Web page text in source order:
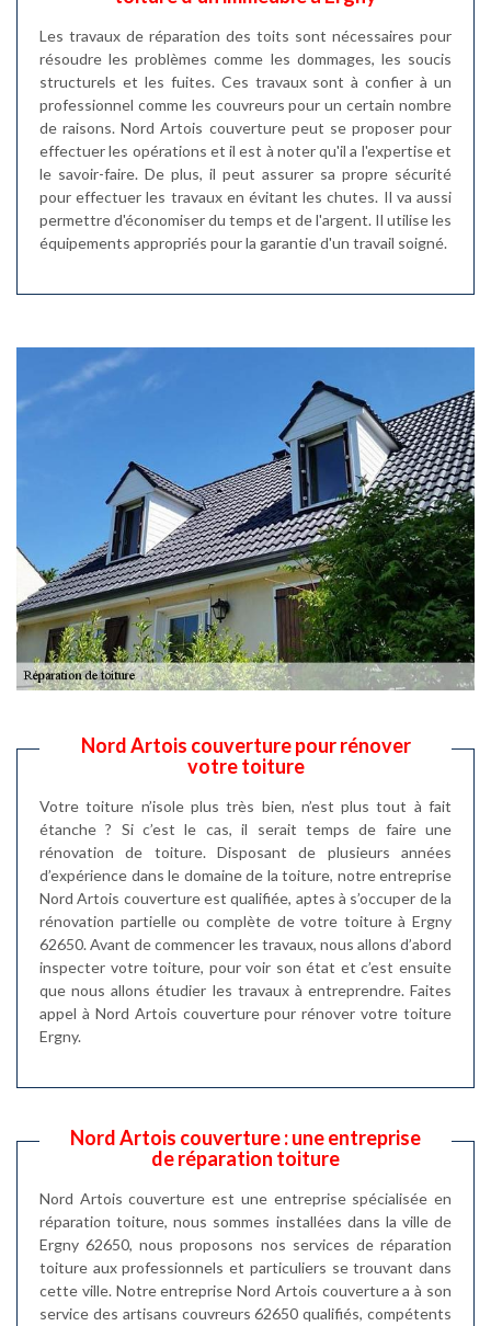
Les travaux de réparation des toits sont nécessaires pour
résoudre les problèmes comme les dommages, les soucis
structurels et les fuites. Ces travaux sont à confier à un
professionnel comme les couvreurs pour un certain nombre
de raisons. Nord Artois couverture peut se proposer pour
effectuer les opérations et il est à noter qu'il a l'expertise et
le savoir-faire. De plus, il peut assurer sa propre sécurité
pour effectuer les travaux en évitant les chutes. Il va aussi
permettre d'économiser du temps et de l'argent. Il utilise les
équipements appropriés pour la garantie d'un travail soigné.
Nord Artois couverture pour rénover
votre toiture
Votre toiture n’isole plus très bien, n’est plus tout à fait
étanche ? Si c’est le cas, il serait temps de faire une
rénovation de toiture. Disposant de plusieurs années
d’expérience dans le domaine de la toiture, notre entreprise
Nord Artois couverture est qualifiée, aptes à s’occuper de la
rénovation partielle ou complète de votre toiture à Ergny
62650. Avant de commencer les travaux, nous allons d’abord
inspecter votre toiture, pour voir son état et c’est ensuite
que nous allons étudier les travaux à entreprendre. Faites
appel à Nord Artois couverture pour rénover votre toiture
Ergny.
Nord Artois couverture : une entreprise
de réparation toiture
Nord Artois couverture est une entreprise spécialisée en
réparation toiture, nous sommes installées dans la ville de
Ergny 62650, nous proposons nos services de réparation
toiture aux professionnels et particuliers se trouvant dans
cette ville. Notre entreprise Nord Artois couverture a à son
service des artisans couvreurs 62650 qualifiés, compétents